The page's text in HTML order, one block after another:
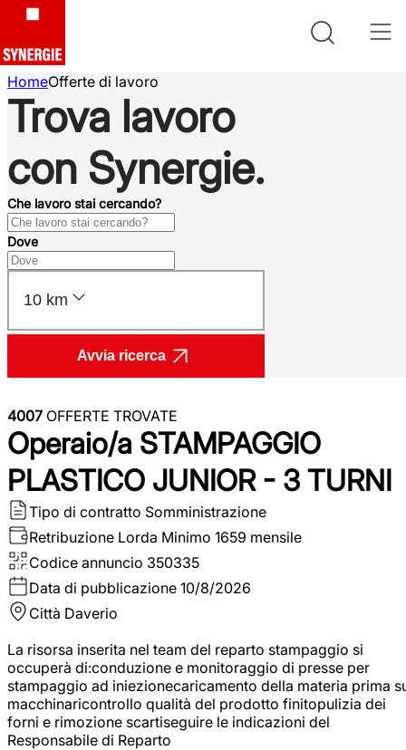
HomeOfferte di lavoro
Trova lavoro
con Synergie.
Che lavoro stai cercando?
Dove
10 km
Avvia ricerca
4007 OFFERTE TROVATE
Operaio/a STAMPAGGIO
PLASTICO JUNIOR - 3 TURNI
Tipo di contratto Somministrazione
Retribuzione Lorda Minimo 1659 mensile
Codice annuncio 350335
Data di pubblicazione 10/8/2026
Città Daverio
La risorsa inserita nel team del reparto stampaggio si
occuperà di:conduzione e monitoraggio di presse per
stampaggio ad iniezionecaricamento della materia prima
macchinaricontrollo qualità del prodotto finitopulizia dei
forni e rimozione scartiseguire le indicazioni del
Responsabile di Reparto